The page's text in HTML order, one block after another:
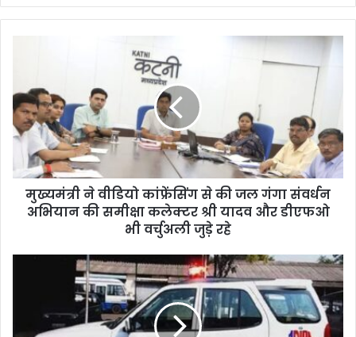
y
m
a
i
l
d
s
मुख्यमंत्री ने वीडियो कांफ्रेंसिंग से की जल गंगा संवर्धन
अभियान की समीक्षा कलेक्टर श्री यादव और डीएफओ
भी वर्चुअली जुड़े रहे